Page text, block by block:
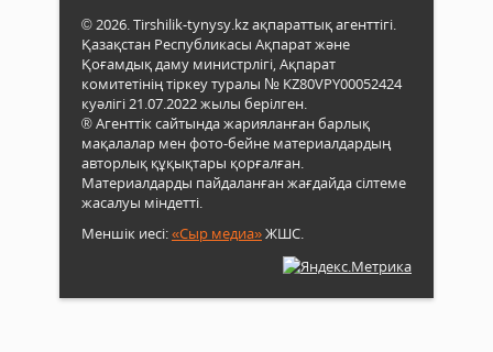
© 2026. Tirshilik-tynysy.kz ақпараттық агенттігі.
Қазақстан Республикасы Ақпарат және
Қоғамдық даму министрлігі, Ақпарат
комитетінің тіркеу туралы № KZ80VPY00052424
куәлігі 21.07.2022 жылы берілген.
® Агенттік сайтында жарияланған барлық
мақалалар мен фото-бейне материалдардың
авторлық құқықтары қорғалған.
Материалдарды пайдаланған жағдайда сілтеме
жасалуы міндетті.
Меншік иесі:«Сыр медиа»ЖШС.